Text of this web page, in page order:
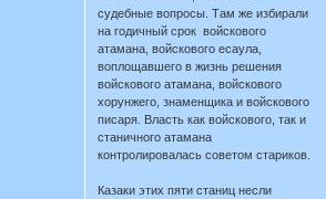
судебные вопросы. Там же избирали
на годичный срок войскового
атамана, войскового есаула,
воплощавшего в жизнь решения
войскового атамана, войскового
хорунжего, знаменщика и войскового
писаря. Власть как войскового, так и
станичного атамана
контролировалась советом стариков.
Казаки этих пяти станиц несли